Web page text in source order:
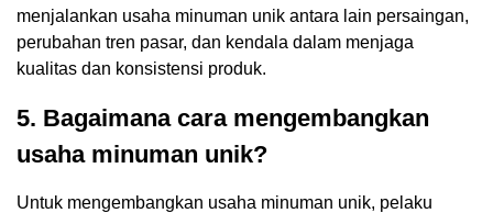
menjalankan usaha minuman unik antara lain persaingan,
perubahan tren pasar, dan kendala dalam menjaga
kualitas dan konsistensi produk.
5. Bagaimana cara mengembangkan
usaha minuman unik?
Untuk mengembangkan usaha minuman unik, pelaku